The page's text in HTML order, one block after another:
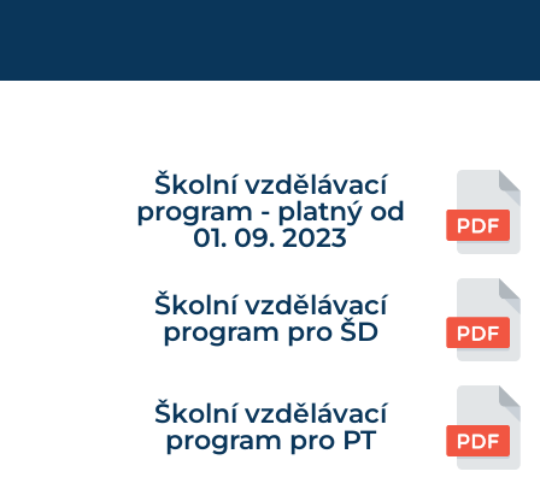
Školní vzdělávací
program - platný od
01. 09. 2023
Školní vzdělávací
program pro ŠD
Školní vzdělávací
program pro PT